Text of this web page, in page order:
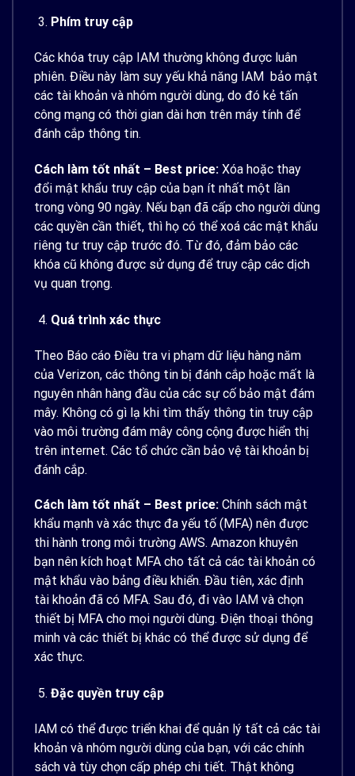
Phím truy cập
Các khóa truy cập IAM thường không được luân
phiên. Điều này làm suy yếu khả năng IAM bảo mật
các tài khoản và nhóm người dùng, do đó kẻ tấn
công mạng có thời gian dài hơn trên máy tính để
đánh cắp thông tin.
Cách làm tốt nhất – Best price: Xóa hoặc thay
đổi mật khẩu truy cập của bạn ít nhất một lần
trong vòng 90 ngày. Nếu bạn đã cấp cho người dùng
các quyền cần thiết, thì họ có thể xoá các mật khẩu
riêng tư truy cập trước đó. Từ đó, đảm bảo các
khóa cũ không được sử dụng để truy cập các dịch
vụ quan trọng.
Quá trình xác thực
Theo Báo cáo Điều tra vi phạm dữ liệu hàng năm
của Verizon, các thông tin bị đánh cắp hoặc mất là
nguyên nhân hàng đầu của các sự cố bảo mật đám
mây. Không có gì lạ khi tìm thấy thông tin truy cập
vào môi trường đám mây công cộng được hiển thị
trên internet. Các tổ chức cần bảo vệ tài khoản bị
đánh cắp.
Cách làm tốt nhất – Best price: Chính sách mật
khẩu mạnh và xác thực đa yếu tố (MFA) nên được
thi hành trong môi trường AWS. Amazon khuyên
bạn nên kích hoạt MFA cho tất cả các tài khoản có
mật khẩu vào bảng điều khiển. Đầu tiên, xác định
tài khoản đã có MFA. Sau đó, đi vào IAM và chọn
thiết bị MFA cho mọi người dùng. Điện thoại thông
minh và các thiết bị khác có thể được sử dụng để
xác thực.
Đặc quyền truy cập
IAM có thể được triển khai để quản lý tất cả các tài
khoản và nhóm người dùng của bạn, với các chính
sách và tùy chọn cấp phép chi tiết. Thật không